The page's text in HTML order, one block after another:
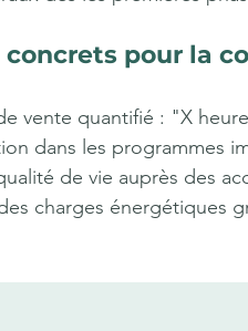
concrets pour la
vente quantifié : "X
dans les programmes
de vie auprès des
charges énergétiques